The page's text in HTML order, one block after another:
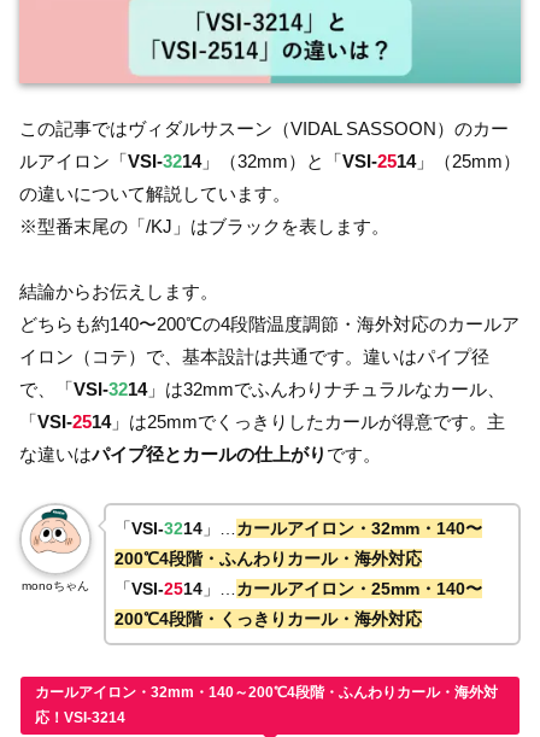
この記事ではヴィダルサスーン（VIDAL SASSOON）のカー
ルアイロン「VSI-3214」（32mm）と「VSI-2514」（25mm）
の違いについて解説しています。
※型番末尾の「/KJ」はブラックを表します。
結論からお伝えします。
どちらも約140〜200℃の4段階温度調節・海外対応のカールア
イロン（コテ）で、基本設計は共通です。違いはパイプ径
で、「VSI-3214」は32mmでふんわりナチュラルなカール、
「VSI-2514」は25mmでくっきりしたカールが得意です。主
な違いはパイプ径とカールの仕上がり です。
monoちゃん
「VSI-3214 」… カールアイロン・32mm・140〜
200℃4段階・ふんわりカール・海外対応
「VSI-2514 」… カールアイロン・25mm・140〜
200℃4段階・くっきりカール・海外対応
カールアイロン・32mm・140～200℃4段階・ふんわりカール・海外対
応！VSI-3214